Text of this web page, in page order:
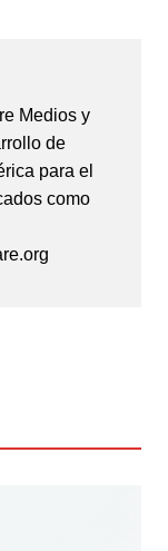
Medios y
de
para el
como